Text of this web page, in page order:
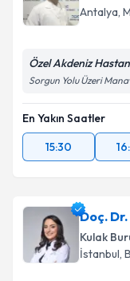
Antalya,
Özel Akdeniz
Sorgun Yolu Üzeri
En Yakın Saatler
15:30
Doç.
Kulak
İstanbul,